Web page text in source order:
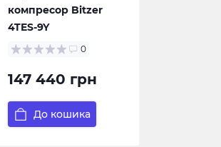
компресор Bitzer
4TES-9Y
0
147 440 грн
До кошика